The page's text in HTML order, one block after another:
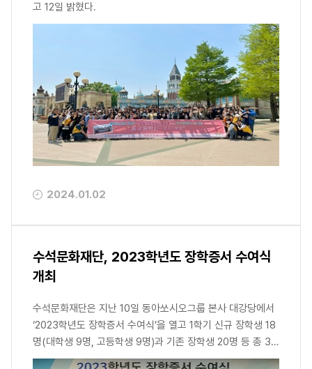
고 12일 밝혔다.
2024.01.02
수석문화재단, 2023학년도 장학증서 수여식
개최
수석문화재단은 지난 10일 동아쏘시오그룹 본사 대강당에서
‘2023학년도 장학증서 수여식’을 열고 1학기 신규 장학생 18
명(대학생 9명, 고등학생 9명)과 기존 장학생 20명 등 총 38
명에게 장학금 7천5백만원을 지원키로 했다. 이날 수여식에